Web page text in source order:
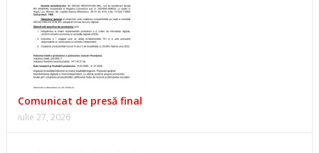
Comunicat de presă final
iulie 27, 2026